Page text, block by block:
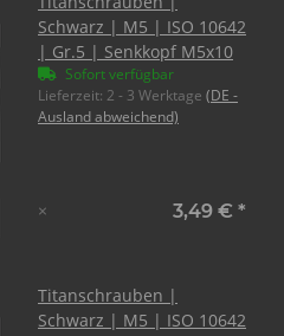
Schwarz | M5 | ISO 10642
| Gr.5 | Senkkopf M5x10
Sofort verfügbar
Lieferzeit: 2 - 3 Werktage (DE -
Ausland abweichend)
× 3,49 € *
Titanschrauben |
Schwarz | M5 | ISO 10642